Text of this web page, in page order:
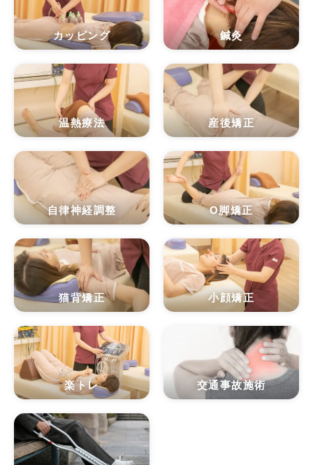
カッピング 鍼灸
温熱療法 産後矯正
自律神経調整 O脚矯正
猫背矯正 小顔矯正
楽トレ 交通事故施術